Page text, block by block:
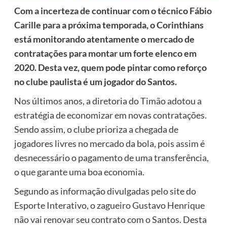
Com a incerteza de continuar com o técnico Fábio
Carille para a próxima temporada, o Corinthians
está monitorando atentamente o mercado de
contratações para montar um forte elenco em
2020. Desta vez, quem pode pintar como reforço
no clube paulista é um jogador do Santos.
Nos últimos anos, a diretoria do Timão adotou a
estratégia de economizar em novas contratações.
Sendo assim, o clube prioriza a chegada de
jogadores livres no mercado da bola, pois assim é
desnecessário o pagamento de uma transferência,
o que garante uma boa economia.
Segundo as informação divulgadas pelo site do
Esporte Interativo, o zagueiro Gustavo Henrique
não vai renovar seu contrato com o Santos. Desta